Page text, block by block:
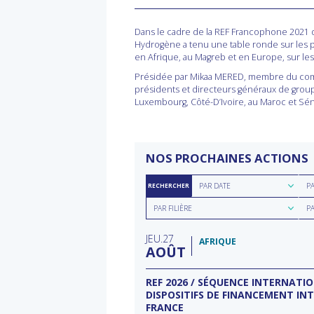
Dans le cadre de la REF Francophone 2021
Hydrogène a tenu une table ronde sur
en Afrique, au Magreb et en Europe, sur
Présidée par Mikaa MERED, membre du
présidents et directeurs généraux de
Luxembourg, Côté-D’Ivoire, au Maroc et
NOS PROCHAINES ACTIONS
RECHERCHER Rechercher
par
date
PAR DATE
par
Rechercher
parPAR FILIÈRE
par
JEU 27
AOÛT
AFRIQUE
REF 2026 / SÉQUENCE
DISPOSITIFS DE FINANCEMENT
FRANCE